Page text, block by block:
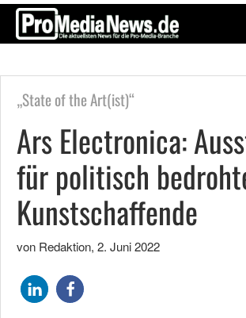
„State of the Art(ist)“
Ars Electronica:
für politisch
Kunstschaffende
von Redaktion, 2. Juni 2022